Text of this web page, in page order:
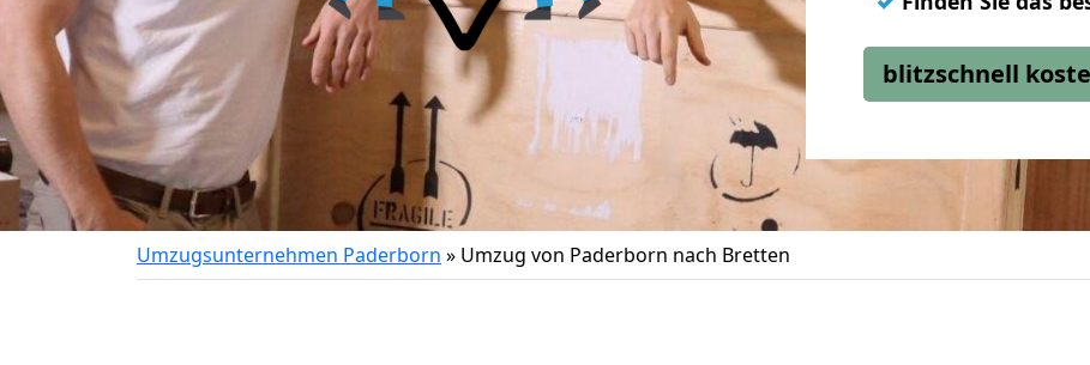
blitzschnell
Umzugsunternehmen Paderborn » Umzug von Paderborn nach Bretten